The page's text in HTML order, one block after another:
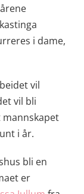
i dame,
vil
vil bli
i år.
bli en
er